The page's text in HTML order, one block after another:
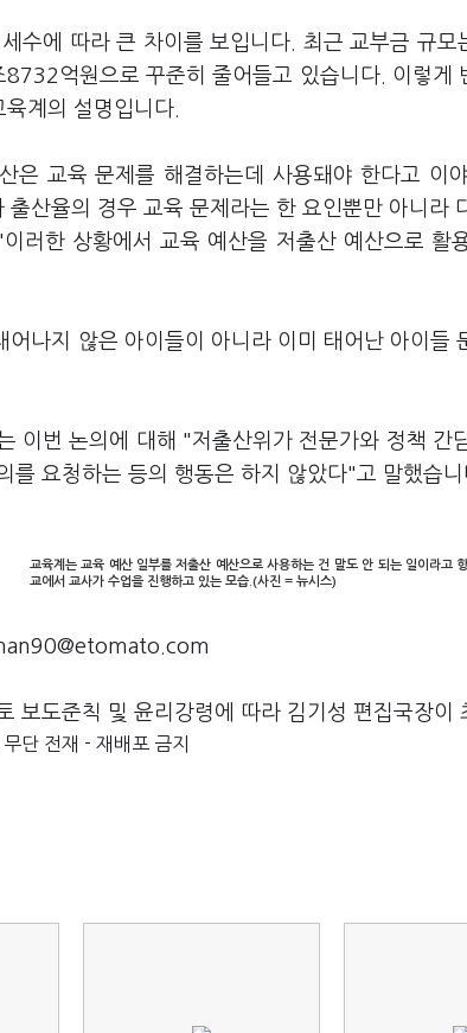
수에 따라 큰 차이를 보입니다. 최근 교부금 규
억원으로 꾸준히 줄어들고 있습니다. 이렇게
계의 설명입니다.
은 교육 문제를 해결하는데 사용돼야 한다고 이
출산율의 경우 교육 문제라는 한 요인뿐만 아니라
러한 상황에서 교육 예산을 저출산 예산으로 활
어나지 않은 아이들이 아니라 이미 태어난 아이들
이번 논의에 대해 "저출산위가 전문가와 정책 간
를 요청하는 등의 행동은 하지 않았다"고 말했습니
교육계는 교육 예산 일부를 저출산 예산으로 사용하는 건 말도 안 되는 일이라고
교에서 교사가 수업을 진행하고 있는 모습.(사진 = 뉴시스)
보도준칙 및 윤리강령에 따라 김기성 편집국장이
단 전재 - 재배포 금지